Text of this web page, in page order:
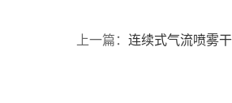
上一篇：连续式气流喷雾